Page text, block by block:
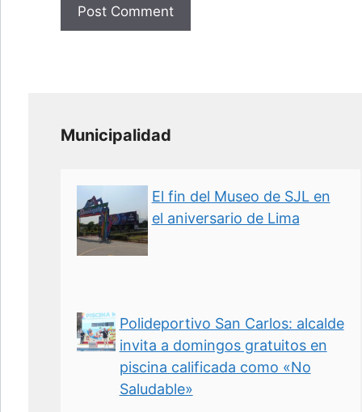
Municipalidad
El fin del Museo de SJL en
el aniversario de Lima
Polideportivo San Carlos: alcalde
invita a domingos gratuitos en
piscina calificada como «No
Saludable»